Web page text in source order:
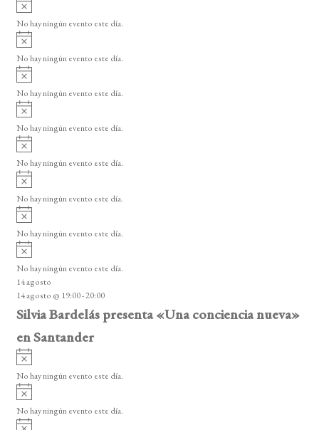
o
v
i
o
No hay ningún evento este día.
A
v
i
o
No hay ningún evento este día.
A
v
i
o
No hay ningún evento este día.
A
v
i
o
No hay ningún evento este día.
A
v
i
o
No hay ningún evento este día.
A
v
i
o
No hay ningún evento este día.
A
v
i
o
No hay ningún evento este día.
A
v
i
s
o
No hay ningún evento este día.
14 agosto
14 agosto @ 19:00-20:00
Silvia Bardelás presenta «Una conciencia nueva»
en Santander
A
v
i
o
No hay ningún evento este día.
A
v
i
No hay ningún evento este día.
A